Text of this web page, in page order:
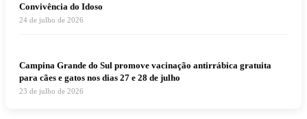
Convivência do Idoso
24 de julho de 2026
Campina Grande do Sul promove vacinação antirrábica gratuita
para cães e gatos nos dias 27 e 28 de julho
23 de julho de 2026